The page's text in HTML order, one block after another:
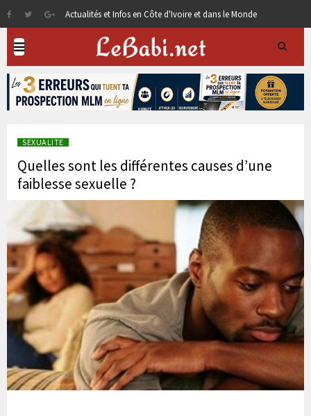
Actualités et Infos en Côte d'Ivoire et dans le Monde
SEXUALITE
Quelles sont les différentes causes d’une
faiblesse sexuelle ?